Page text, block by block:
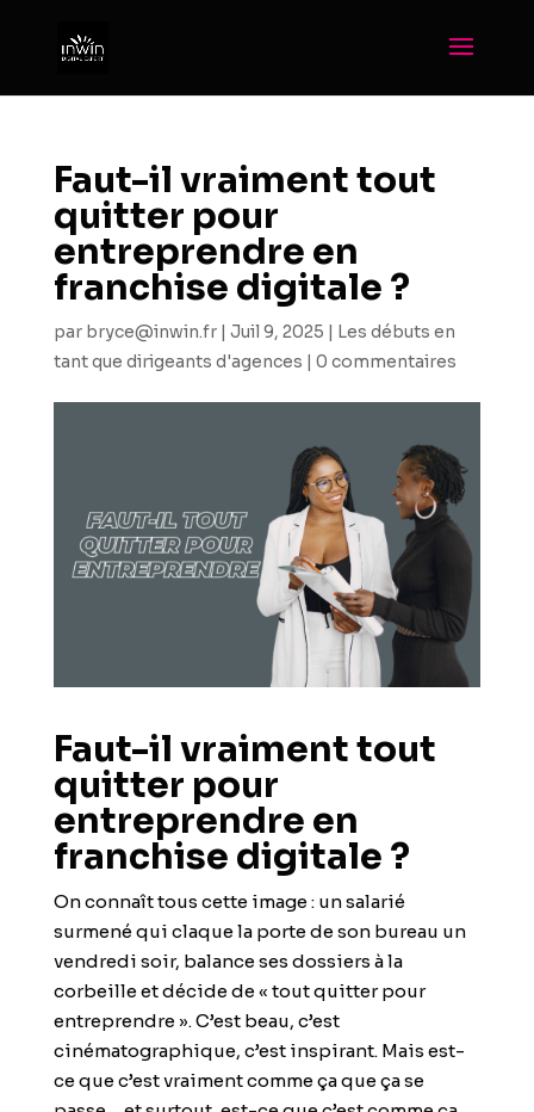
Faut-il vraiment tout
quitter pour
entreprendre en
franchise digitale ?
par bryce@inwin.fr| Juil 9, 2025 | Les débuts en
tant que dirigeants d'agences | 0 commentaires
Faut-il vraiment tout
quitter pour
entreprendre en
franchise digitale ?
On connaît tous cette image : un salarié
surmené qui claque la porte de son bureau un
vendredi soir, balance ses dossiers à la
corbeille et décide de « tout quitter pour
entreprendre ». C’est beau, c’est
cinématographique, c’est inspirant. Mais est-
ce que c’est vraiment comme ça que ça se